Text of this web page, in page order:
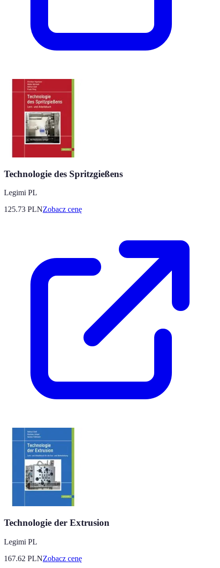
Technologie des Spritzgießens
Legimi PL
125.73 PLNZobacz cenę
Technologie der Extrusion
Legimi PL
167.62 PLNZobacz cenę